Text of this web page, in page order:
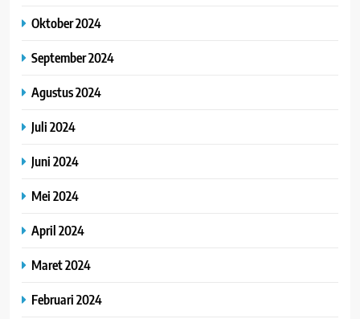
Oktober 2024
September 2024
Agustus 2024
Juli 2024
Juni 2024
Mei 2024
April 2024
Maret 2024
Februari 2024